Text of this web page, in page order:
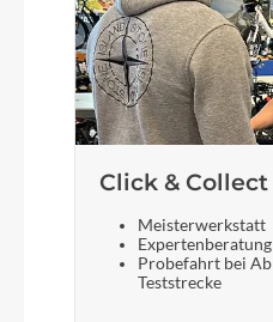
dark
FUXON
Click & Collect
Meisterwerkstatt
Expertenberatung
Probefahrt bei
Teststrecke